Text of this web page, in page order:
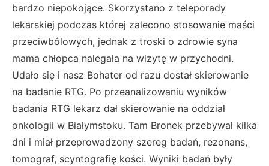
bardzo niepokojące. Skorzystano z teleporady
lekarskiej podczas której zalecono stosowanie maści
przeciwbólowych, jednak z troski o zdrowie syna
mama chłopca nalegała na wizytę w przychodni.
Udało się i nasz Bohater od razu dostał skierowanie
na badanie RTG. Po przeanalizowaniu wyników
badania RTG lekarz dał skierowanie na oddział
onkologii w Białymstoku. Tam Bronek przebywał kilka
dni i miał przeprowadzony szereg badań, rezonans,
tomograf, scyntografię kości. Wyniki badań były